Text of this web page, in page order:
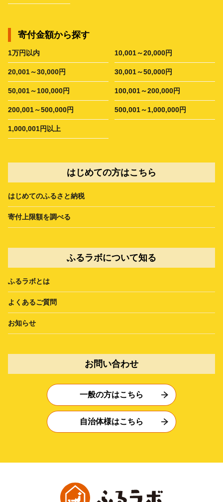
寄付金額から探す
1万円以内 10,001～20,000円
20,001～30,000円 30,001～50,000円
50,001～100,000円 100,001～200,000円
200,001～500,000円 500,001～1,000,000円
1,000,001円以上
はじめての方はこちら
はじめてのふるさと納税
寄付上限額を調べる
ふるラボについて知る
ふるラボとは
よくあるご質問
お知らせ
お問い合わせ
一般の方はこちら
自治体様はこちら